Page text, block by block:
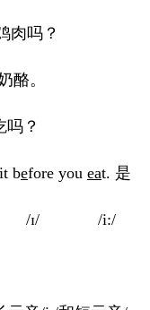
肉吗？
酪。
吗？
before you eat. 是
/ɪ/ /i:/